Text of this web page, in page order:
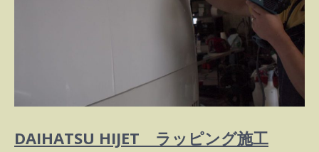
DAIHATSU HIJET ラッピング施工